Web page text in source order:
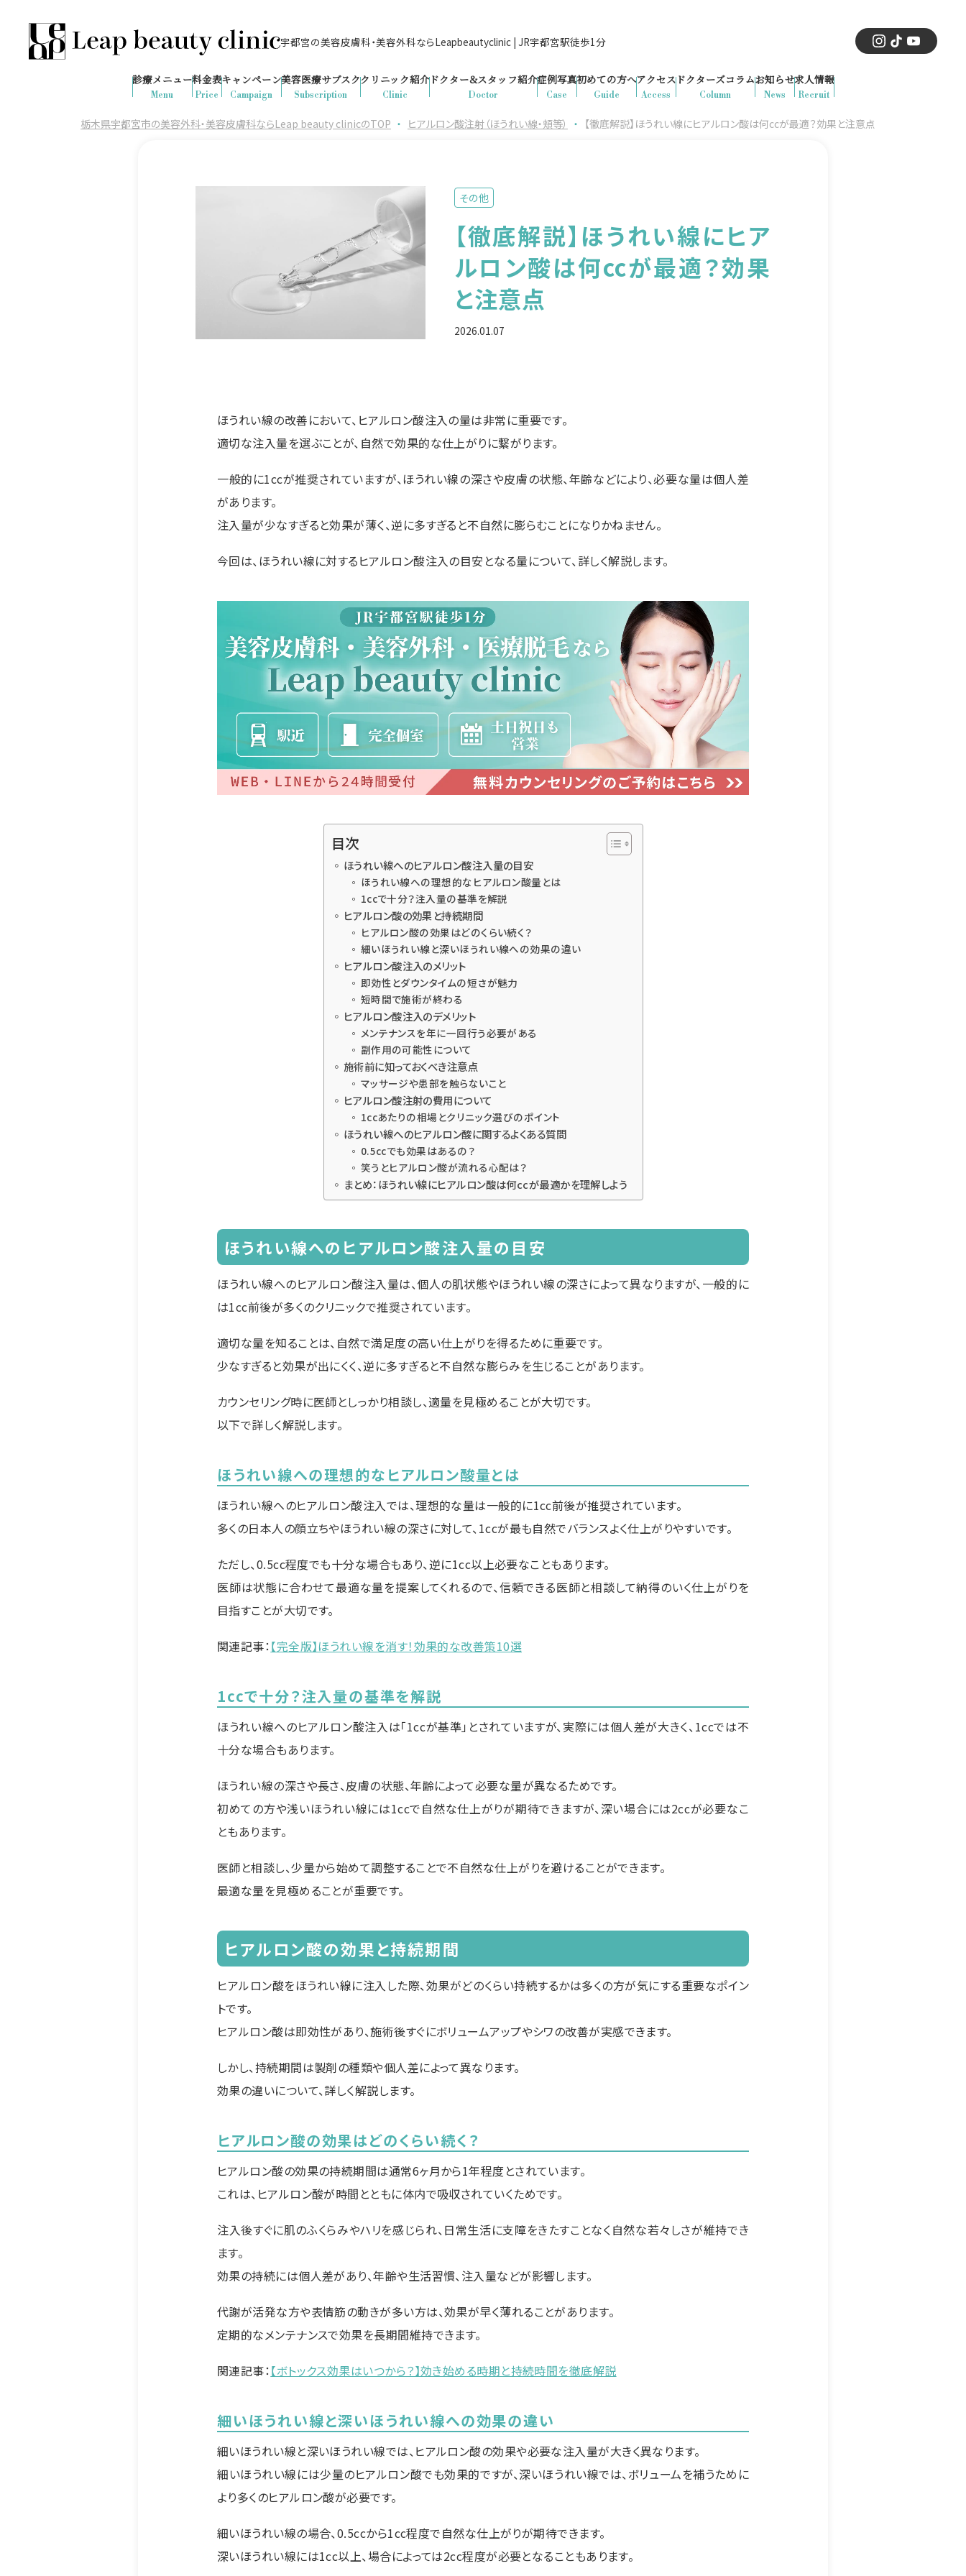
宇都宮の美容皮膚科・美容外科ならLeapbeautyclinic | JR宇都宮駅徒歩1分
の予約が入りました
診療時間：10:00-19:00
（土日祝日対応）
Menu
診療メニュー
Price
料金表
Campaign
キャンペーン
Subscription
美容医療サブスク
Clinic
クリニック紹介
Doctor
ドクター&スタッフ紹介
Case
症例写真
Guide
初めての方へ
Access
アクセス
Column
ドクターズコラム
News
お知らせ
Recruit
求人情報
栃木県宇都宮市の美容外科・美容皮膚科ならLeap beauty clinicのTOP ・ ヒアルロン酸注射（ほうれい線・頬等） ・ 【徹底解説】ほうれい線にヒアルロン酸は何ccが最適？効果と注意点
その他
【徹底解説】ほうれい線にヒア
ルロン酸は何ccが最適？効果
と注意点
2026.01.07
ほうれい線の改善において、ヒアルロン酸注入の量は非常に重要です。
適切な注入量を選ぶことが、自然で効果的な仕上がりに繋がります。
一般的に1ccが推奨されていますが、ほうれい線の深さや皮膚の状態、年齢などにより、必要な量は個人差
があります。
注入量が少なすぎると効果が薄く、逆に多すぎると不自然に膨らむことになりかねません。
今回は、ほうれい線に対するヒアルロン酸注入の目安となる量について、詳しく解説します。
目次
ほうれい線へのヒアルロン酸注入量の目安
ほうれい線への理想的なヒアルロン酸量とは
1ccで十分？注入量の基準を解説
ヒアルロン酸の効果と持続期間
ヒアルロン酸の効果はどのくらい続く？
細いほうれい線と深いほうれい線への効果の違い
ヒアルロン酸注入のメリット
即効性とダウンタイムの短さが魅力
短時間で施術が終わる
ヒアルロン酸注入のデメリット
メンテナンスを年に一回行う必要がある
副作用の可能性について
施術前に知っておくべき注意点
マッサージや患部を触らないこと
ヒアルロン酸注射の費用について
1ccあたりの相場とクリニック選びのポイント
ほうれい線へのヒアルロン酸に関するよくある質問
0.5ccでも効果はあるの？
笑うとヒアルロン酸が流れる心配は？
まとめ：ほうれい線にヒアルロン酸は何ccが最適かを理解しよう
ほうれい線へのヒアルロン酸注入量の目安
ほうれい線へのヒアルロン酸注入量は、個人の肌状態やほうれい線の深さによって異なりますが、一般的に
は1cc前後が多くのクリニックで推奨されています。
適切な量を知ることは、自然で満足度の高い仕上がりを得るために重要です。
少なすぎると効果が出にくく、逆に多すぎると不自然な膨らみを生じることがあります。
カウンセリング時に医師としっかり相談し、適量を見極めることが大切です。
以下で詳しく解説します。
ほうれい線への理想的なヒアルロン酸量とは
ほうれい線へのヒアルロン酸注入では、理想的な量は一般的に1cc前後が推奨されています。
多くの日本人の顔立ちやほうれい線の深さに対して、1ccが最も自然でバランスよく仕上がりやすいです。
ただし、0.5cc程度でも十分な場合もあり、逆に1cc以上必要なこともあります。
医師は状態に合わせて最適な量を提案してくれるので、信頼できる医師と相談して納得のいく仕上がりを
目指すことが大切です。
関連記事：【完全版】ほうれい線を消す！効果的な改善策10選
1ccで十分？注入量の基準を解説
ほうれい線へのヒアルロン酸注入は「1ccが基準」とされていますが、実際には個人差が大きく、1ccでは不
十分な場合もあります。
ほうれい線の深さや長さ、皮膚の状態、年齢によって必要な量が異なるためです。
初めての方や浅いほうれい線には1ccで自然な仕上がりが期待できますが、深い場合には2ccが必要なこ
ともあります。
医師と相談し、少量から始めて調整することで不自然な仕上がりを避けることができます。
最適な量を見極めることが重要です。
ヒアルロン酸の効果と持続期間
ヒアルロン酸をほうれい線に注入した際、効果がどのくらい持続するかは多くの方が気にする重要なポイン
トです。
ヒアルロン酸は即効性があり、施術後すぐにボリュームアップやシワの改善が実感できます。
しかし、持続期間は製剤の種類や個人差によって異なります。
効果の違いについて、詳しく解説します。
ヒアルロン酸の効果はどのくらい続く？
ヒアルロン酸の効果の持続期間は通常6ヶ月から1年程度とされています。
これは、ヒアルロン酸が時間とともに体内で吸収されていくためです。
注入後すぐに肌のふくらみやハリを感じられ、日常生活に支障をきたすことなく自然な若々しさが維持でき
ます。
効果の持続には個人差があり、年齢や生活習慣、注入量などが影響します。
代謝が活発な方や表情筋の動きが多い方は、効果が早く薄れることがあります。
定期的なメンテナンスで効果を長期間維持できます。
関連記事：【ボトックス効果はいつから？】効き始める時期と持続時間を徹底解説
細いほうれい線と深いほうれい線への効果の違い
細いほうれい線と深いほうれい線では、ヒアルロン酸の効果や必要な注入量が大きく異なります。
細いほうれい線には少量のヒアルロン酸でも効果的ですが、深いほうれい線では、ボリュームを補うために
より多くのヒアルロン酸が必要です。
細いほうれい線の場合、0.5ccから1cc程度で自然な仕上がりが期待できます。
深いほうれい線には1cc以上、場合によっては2cc程度が必要となることもあります。